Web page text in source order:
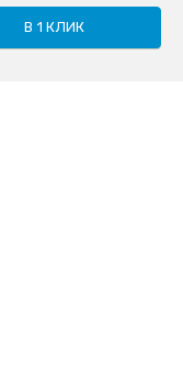
В 1 КЛИК